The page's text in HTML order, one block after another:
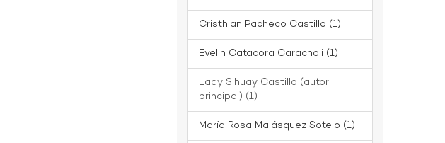
Cristhian Pacheco Castillo (1)
Evelin Catacora Caracholi (1)
Lady Sihuay Castillo (autor
principal) (1)
María Rosa Malásquez Sotelo (1)